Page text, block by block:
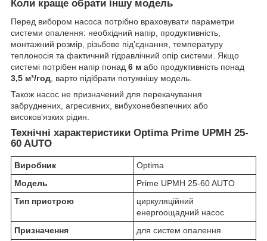
Коли краще обрати іншу модель
Перед вибором насоса потрібно враховувати параметри
системи опалення: необхідний напір, продуктивність,
монтажний розмір, різьбове під’єднання, температуру
теплоносія та фактичний гідравлічний опір системи. Якщо
системі потрібен напір понад 6 м або продуктивність понад
3,5 м³/год, варто підібрати потужнішу модель.
Також насос не призначений для перекачування
забруднених, агресивних, вибухонебезпечних або
високов’язких рідин.
Технічні характеристики Optima Prime UPMH 25-
60 AUTO
Виробник
Optima
Модель
Prime UPMH 25-60 AUTO
Тип пристрою
циркуляційний
енергоощадний насос
Призначення
для систем опалення